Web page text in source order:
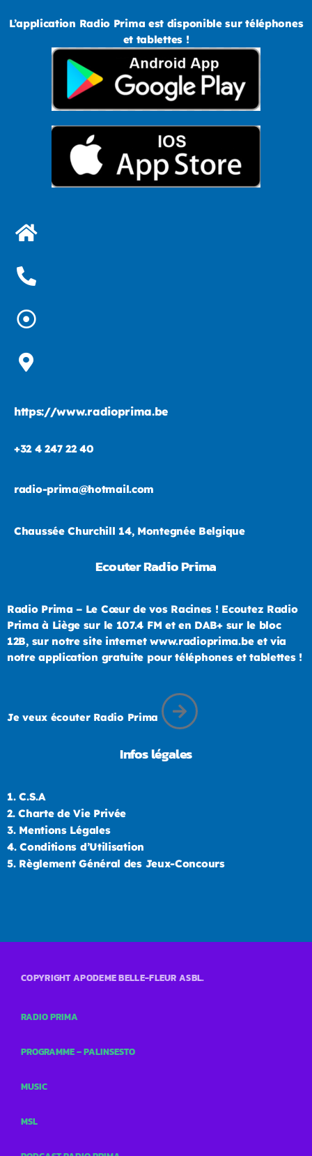
L’application Radio Prima est disponible sur téléphones
et tablettes !
https://www.radioprima.be
+32 4 247 22 40
radio-prima@hotmail.com
Chaussée Churchill 14, Montegnée Belgique
Ecouter Radio Prima
Radio Prima – Le Cœur de vos Racines ! Ecoutez Radio
Prima à Liège sur le 107.4 FM et en DAB+ sur le bloc
12B, sur notre site internet www.radioprima.be et via
notre application gratuite pour téléphones et tablettes !
Je veux écouter Radio Prima
Infos légales
1. C.S.A
2. Charte de Vie Privée
3. Mentions Légales
4. Conditions d’Utilisation
5. Règlement Général des Jeux-Concours
COPYRIGHT APODEME BELLE-FLEUR ASBL.
RADIO PRIMA
PROGRAMME – PALINSESTO
MUSIC
MSL